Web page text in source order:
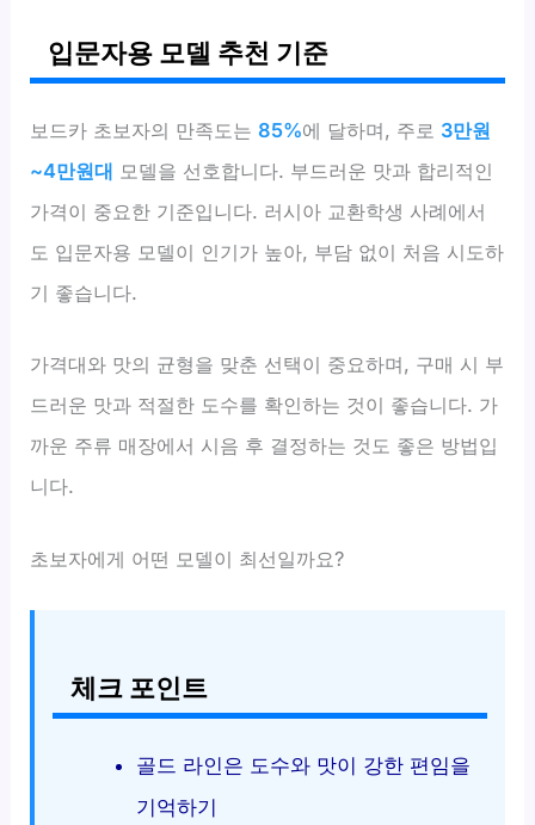
입문자용 모델 추천 기준
보드카 초보자의 만족도는85%에 달하며, 주로 3만원
~4만원대 모델을 선호합니다. 부드러운 맛과 합리적인
가격이 중요한 기준입니다. 러시아 교환학생 사례에서
도 입문자용 모델이 인기가 높아, 부담 없이 처음 시도하
기 좋습니다.
가격대와 맛의 균형을 맞춘 선택이 중요하며, 구매 시 부
드러운 맛과 적절한 도수를 확인하는 것이 좋습니다. 가
까운 주류 매장에서 시음 후 결정하는 것도 좋은 방법입
니다.
초보자에게 어떤 모델이 최선일까요?
체크 포인트
골드 라인은 도수와 맛이 강한 편임을
기억하기